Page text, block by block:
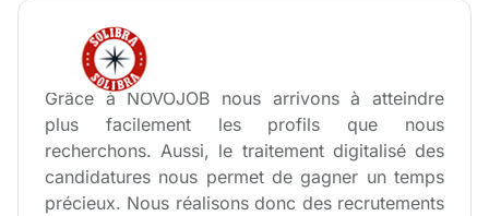
Grâce à NOVOJOB nous arrivons à atteindre
plus facilement les profils que nous
recherchons. Aussi, le traitement digitalisé des
candidatures nous permet de gagner un temps
précieux. Nous réalisons donc des recrutements